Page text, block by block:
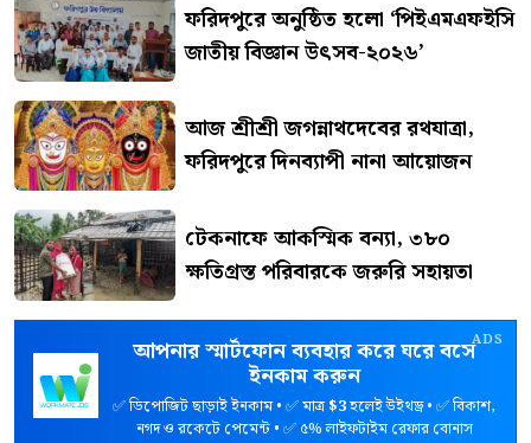
ফরিদপুরে অনুষ্ঠিত হলো ‘পিইএমএফইসি
জাতীয় বিজ্ঞান উৎসব-২০২৬’
আজ শ্রীশ্রী জগন্নাথদেবের রথযাত্রা,
ফরিদপুরে দিনব্যাপী নানা আয়োজন
টেকনাফে আকস্মিক বন্যা, ৩৮০
ক্ষতিগ্রস্ত পরিবারকে জরুরি সহায়তা
ADS
আপনার স্মার্টফোন ব্যবহার করে ঘরে বসে
ইনকাম করুন
✅ ডিপোজিট ছাড়াই ইনকাম • ✅ মাত্র$3হলেই উইথড্র • ✅ বিকাশ,
নগদ ও রকেটে পেমেন্ট • ✅ ৫% লাইফটাইম রেফার বোনাস